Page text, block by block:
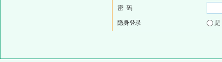
密 码
隐身登录